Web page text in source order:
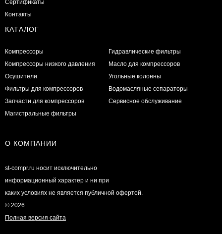
Сертификаты
Контакты
КАТАЛОГ
Компрессоры
Компрессоры низкого давления
Осушители
Фильтры для компрессоров
Запчасти для компрессоров
Магистральные фильтры
Гидравлические фильтры
Масло для компрессоров
Угольные колонны
Водомасляные сепараторы
Сервисное обслуживание
О КОМПАНИИ
st-compr.ru носит исключительно
информационный характер и ни при
каких условиях не является публичной офертой.
© 2026
Полная версия сайта